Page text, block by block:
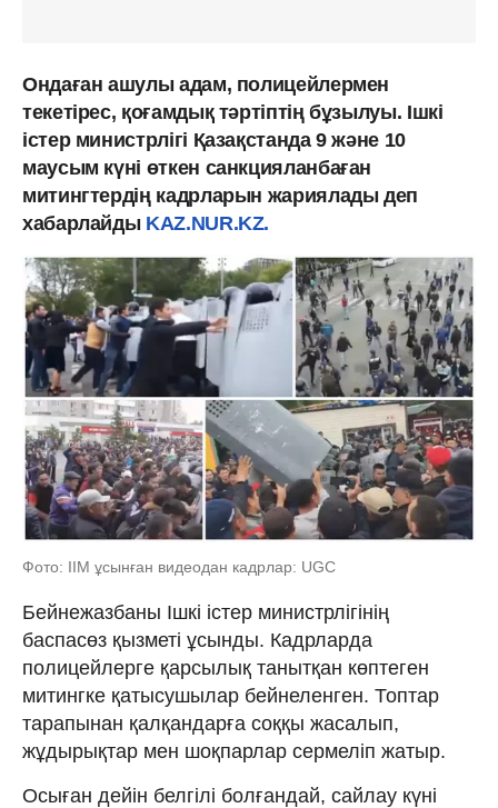
Ондаған ашулы адам, полицейлермен
текетірес, қоғамдық тәртіптің бұзылуы. Ішкі
істер министрлігі Қазақстанда 9 және 10
маусым күні өткен санкцияланбаған
митингтердің кадрларын жариялады деп
хабарлайдыKAZ.NUR.KZ.
Фото: ІІМ ұсынған видеодан кадрлар: UGC
Бейнежазбаны Ішкі істер министрлігінің
баспасөз қызметі ұсынды. Кадрларда
полицейлерге қарсылық танытқан көптеген
митингке қатысушылар бейнеленген. Топтар
тарапынан қалқандарға соққы жасалып,
жұдырықтар мен шоқпарлар сермеліп жатыр.
Осыған дейін белгілі болғандай, сайлау күні